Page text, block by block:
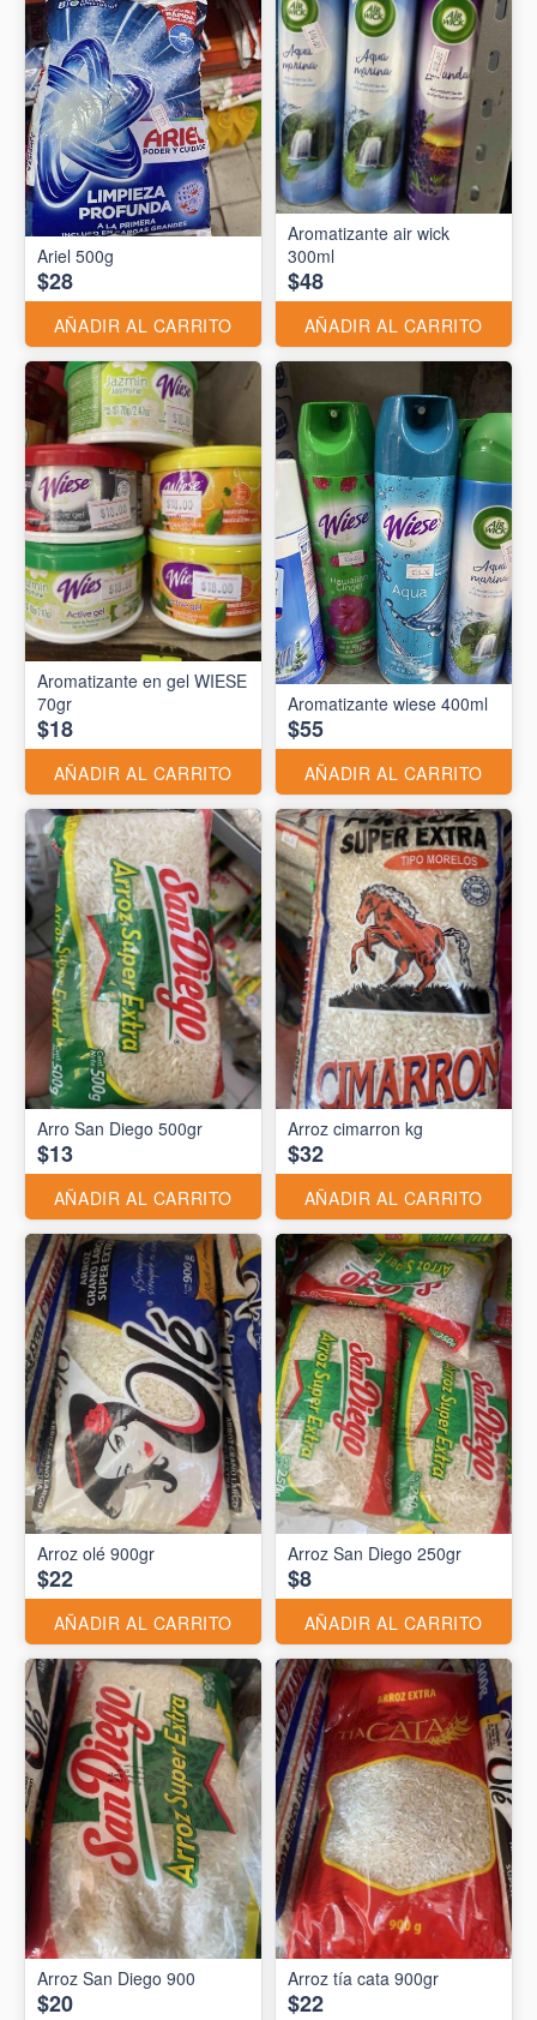
Ariel 500g
$28
AÑADIR AL CARRITO
Aromatizante air wick
300ml
$48
AÑADIR AL CARRITO
Aromatizante en gel WIESE
70gr
$18
AÑADIR AL CARRITO
Aromatizante wiese 400ml
$55
AÑADIR AL CARRITO
Arro San Diego 500gr
$13
AÑADIR AL CARRITO
Arroz cimarron kg
$32
AÑADIR AL CARRITO
Arroz olé 900gr
$22
AÑADIR AL CARRITO
Arroz San Diego 250gr
$8
AÑADIR AL CARRITO
Arroz San Diego 900
$20
Arroz tía cata 900gr
$22